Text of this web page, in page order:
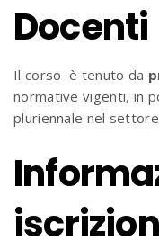
Docenti
Il corso è tenuto da
normative vigenti, in
pluriennale nel